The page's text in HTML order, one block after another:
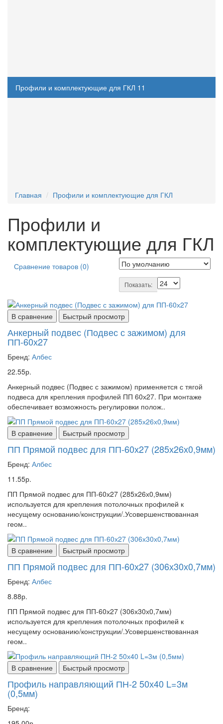
Профили и комплектующие для ГКЛ 11
Главная Профили и комплектующие для ГКЛ
Профили и
комплектующие для ГКЛ
Сравнение товаров (0)
Показать:
В сравнение Быстрый просмотр
Анкерный подвес (Подвес с зажимом) для
ПП-60х27
Бренд: Албес
22.55р.
Анкерный подвес (Подвес с зажимом) применяется с тягой
подвеса для крепления профилей ПП 60х27. При монтаже
обеспечивает возможность регулировки полож..
В сравнение Быстрый просмотр
ПП Прямой подвес для ПП-60х27 (285х26х0,9мм)
Бренд: Албес
11.55р.
ПП Прямой подвес для ПП-60х27 (285х26х0,9мм)
используется для крепления потолочных профилей к
несущему основанию/конструкции/.Усовершенствованная
геом..
В сравнение Быстрый просмотр
ПП Прямой подвес для ПП-60х27 (306х30х0,7мм)
Бренд: Албес
8.88р.
ПП Прямой подвес для ПП-60х27 (306х30х0,7мм)
используется для крепления потолочных профилей к
несущему основанию/конструкции/.Усовершенствованная
геом..
В сравнение Быстрый просмотр
Профиль направляющий ПН-2 50х40 L=3м
(0,5мм)
Бренд: